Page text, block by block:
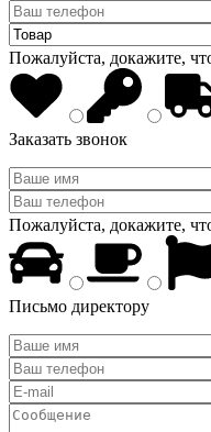
Пожалуйста, докажите,
Заказать звонок
Пожалуйста, докажите,
Письмо директору